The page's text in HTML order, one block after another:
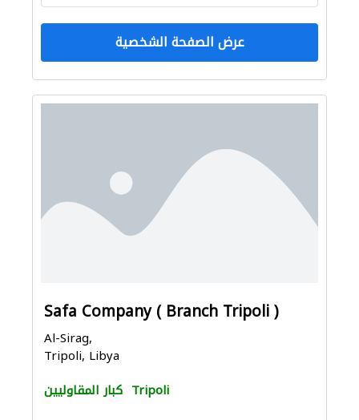
عرض الصفحة الشخصية
Safa Company ( Branch Tripoli )
Al-Sirag,
Tripoli, Libya
كبار المقاوليين Tripoli